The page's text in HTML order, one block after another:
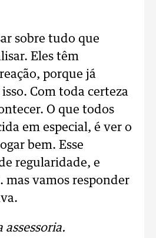
sobre tudo que
Eles têm
porque já
Com toda certeza
O que todos
em especial, é ver o
bem. Esse
regularidade, e
mas vamos responder